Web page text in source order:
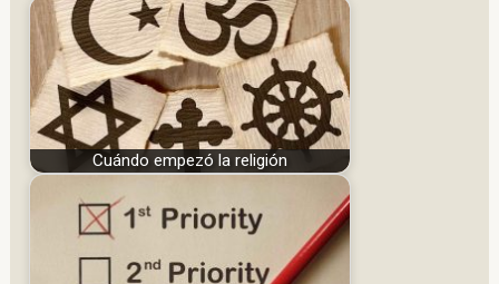
Cuándo empezó la religión